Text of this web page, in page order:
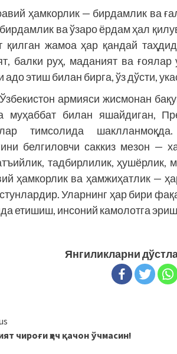
ҳамкорлик — бирдамлик ва
ва ўзаро ёрдам ҳал
қилган жамоа ҳар қандай
балки руҳ, маданият ва ғоялар
адо этиш билан бирга, ўз дўсти,
армияси жисмонан
муҳаббат билан яшайдиган,
тимсолида
белгиловчи саккиз мезон —
тадбирлилик, ҳушёрлик,
ҳамкорлик ва ҳамжиҳатлик —
Уларнинг ҳар бири
етишиш, инсоний камолотга
Янгиликларни
чироғи ҳеч қачон ўчмасин!